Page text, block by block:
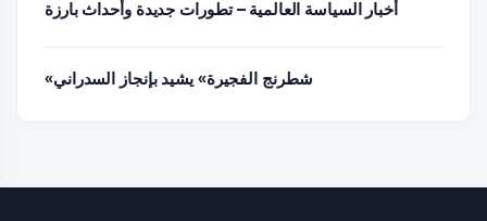
أخبار السياسة العالمية – تطورات جديدة وأحداث بارزة
«شطرنج الفجيرة» يشيد بإنجاز السدراني